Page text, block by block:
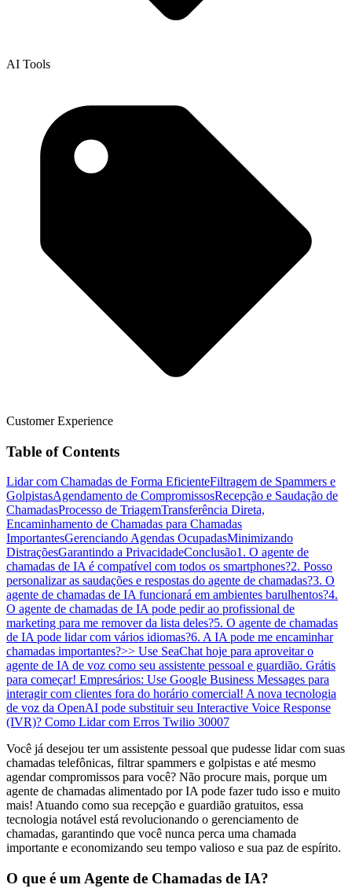
AI Tools
Customer Experience
Table of Contents
Lidar com Chamadas de Forma EficienteFiltragem de Spammers e
GolpistasAgendamento de CompromissosRecepção e Saudação de
ChamadasProcesso de TriagemTransferência Direta,
Encaminhamento de Chamadas para Chamadas
ImportantesGerenciando Agendas OcupadasMinimizando
DistraçõesGarantindo a PrivacidadeConclusão1. O agente de
chamadas de IA é compatível com todos os smartphones?2. Posso
personalizar as saudações e respostas do agente de chamadas?3. O
agente de chamadas de IA funcionará em ambientes barulhentos?4.
O agente de chamadas de IA pode pedir ao profissional de
marketing para me remover da lista deles?5. O agente de chamadas
de IA pode lidar com vários idiomas?6. A IA pode me encaminhar
chamadas importantes?>> Use SeaChat hoje para aproveitar o
agente de IA de voz como seu assistente pessoal e guardião. Grátis
para começar! Empresários: Use Google Business Messages para
interagir com clientes fora do horário comercial! A nova tecnologia
de voz da OpenAI pode substituir seu Interactive Voice Response
(IVR)? Como Lidar com Erros Twilio 30007
Você já desejou ter um assistente pessoal que pudesse lidar com suas
chamadas telefônicas, filtrar spammers e golpistas e até mesmo
agendar compromissos para você? Não procure mais, porque um
agente de chamadas alimentado por IA pode fazer tudo isso e muito
mais! Atuando como sua recepção e guardião gratuitos, essa
tecnologia notável está revolucionando o gerenciamento de
chamadas, garantindo que você nunca perca uma chamada
importante e economizando seu tempo valioso e sua paz de espírito.
O que é um Agente de Chamadas de IA?